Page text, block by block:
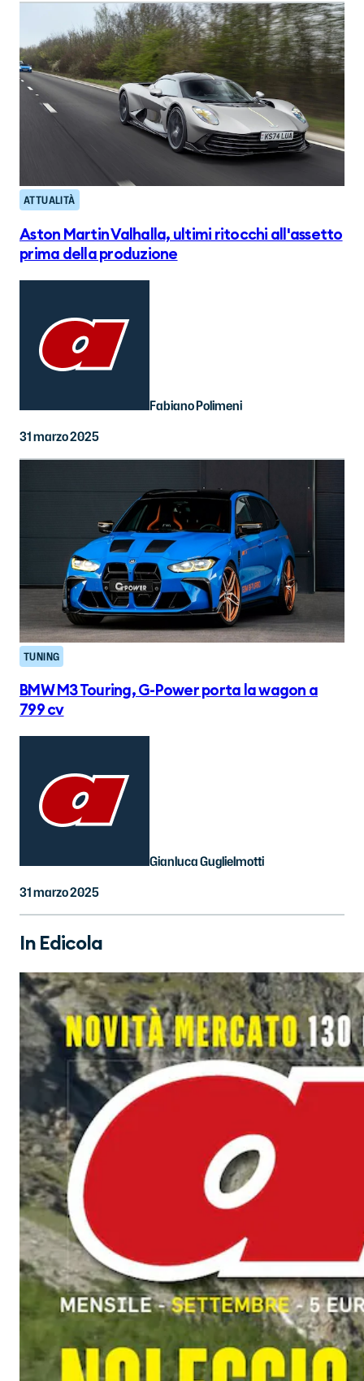
ATTUALITÀ
Aston Martin Valhalla, ultimi ritocchi all'assetto
prima della produzione
Fabiano Polimeni
31 marzo 2025
TUNING
BMW M3 Touring, G-Power porta la wagon a
799 cv
Gianluca Guglielmotti
31 marzo 2025
In Edicola